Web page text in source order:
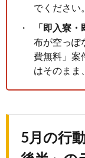
でください。
「即入寮
布が空っぽ
費無料」案
はそのまま
5月の行